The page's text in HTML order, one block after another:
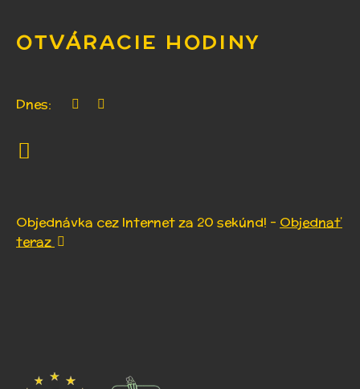
OTVÁRACIE HODINY
Dnes:
Objednávka cez Internet za 20 sekúnd! - Objednať
teraz